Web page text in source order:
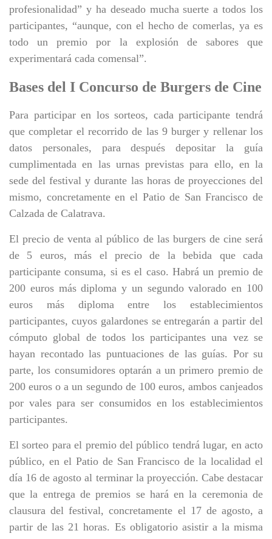
profesionalidad” y ha deseado mucha suerte a todos los
participantes, “aunque, con el hecho de comerlas, ya es
todo un premio por la explosión de sabores que
experimentará cada comensal”.
Bases del I Concurso de Burgers de Cine
Para participar en los sorteos, cada participante tendrá
que completar el recorrido de las 9 burger y rellenar los
datos personales, para después depositar la guía
cumplimentada en las urnas previstas para ello, en la
sede del festival y durante las horas de proyecciones del
mismo, concretamente en el Patio de San Francisco de
Calzada de Calatrava.
El precio de venta al público de las burgers de cine será
de 5 euros, más el precio de la bebida que cada
participante consuma, si es el caso. Habrá un premio de
200 euros más diploma y un segundo valorado en 100
euros más diploma entre los establecimientos
participantes, cuyos galardones se entregarán a partir del
cómputo global de todos los participantes una vez se
hayan recontado las puntuaciones de las guías. Por su
parte, los consumidores optarán a un primero premio de
200 euros o a un segundo de 100 euros, ambos canjeados
por vales para ser consumidos en los establecimientos
participantes.
El sorteo para el premio del público tendrá lugar, en acto
público, en el Patio de San Francisco de la localidad el
día 16 de agosto al terminar la proyección. Cabe destacar
que la entrega de premios se hará en la ceremonia de
clausura del festival, concretamente el 17 de agosto, a
partir de las 21 horas. Es obligatorio asistir a la misma